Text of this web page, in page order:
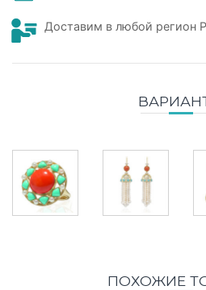
Доставим в любой регион
ПОХОЖИЕ